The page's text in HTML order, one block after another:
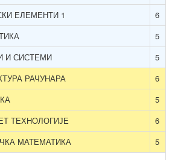
ЕЛЕМЕНТИ 1
6
5
И СИСТЕМИ
5
РАЧУНАРА
6
5
ТЕХНОЛОГИЈЕ
6
МАТЕМАТИКА 5